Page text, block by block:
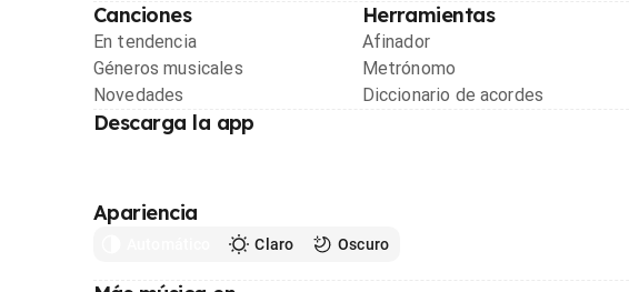
Canciones
En tendencia
Géneros musicales
Novedades
Herramientas
Afinador
Metrónomo
Diccionario de acordes
Descarga la app
Apariencia
Claro Oscuro